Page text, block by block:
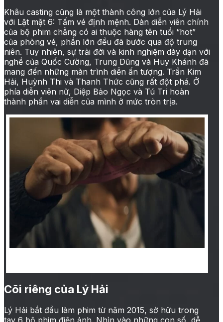
Khâu casting cũng là một thành công lớn của Lý Hải
với Lật mặt 6: Tấm vé định mệnh. Dàn diễn viên chính
của bộ phim chẳng có ai thuộc hàng tên tuổi “hot”
của phòng vé, phần lớn đều đã bước qua độ trung
niên. Tuy nhiên, sự trải đời và kinh nghiệm dày dạn với
nghề của Quốc Cường, Trung Dũng và Huy Khánh đã
mang đến những màn trình diễn ấn tượng. Trần Kim
Hải, Huỳnh Thi và Thanh Thức cũng rất đột phá. Ở
phía diễn viên nữ, Diệp Bảo Ngọc và Tú Tri hoàn
thành phần vai diễn của mình ở mức tròn trịa.
Cõi riêng của Lý Hải
Lý Hải bắt đầu làm phim từ năm 2015, sở hữu trong